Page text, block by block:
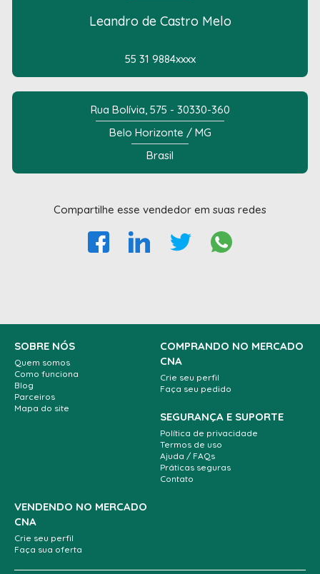
Leandro de Castro Melo
55 31 9884xxxx
Rua Bolívia, 575 - 30330-360
Belo Horizonte / MG
Brasil
Compartilhe esse vendedor em suas redes
SOBRE NÓS
Quem somos
Como funciona
Blog
Parceiros
Mapa do site
COMPRANDO NO MERCADO
CNA
Crie seu perfil
Faça seu pedido
SEGURANÇA E SUPORTE
Política de privacidade
Termos de uso
Ajuda / FAQs
Práticas seguras
Contato
VENDENDO NO MERCADO
CNA
Crie seu perfil
Faça sua oferta